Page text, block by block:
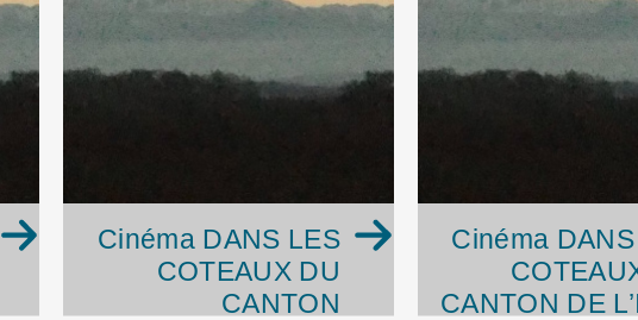
Cinéma DANS LES
COTEAUX DU
CANTON
Cinéma
CANTON DE